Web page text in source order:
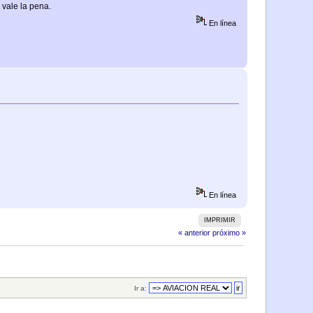
la pena.
En línea
En línea
IMPRIMIR
« anterior próximo »
Ir a: